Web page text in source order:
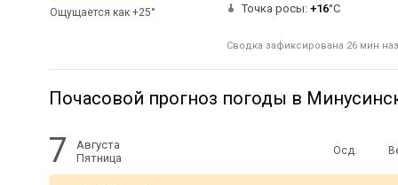
Ощущается как +25°
Точка росы: +16°C
Сводка зафиксирована 26 мин
Почасовой прогноз погоды в
7
Августа
Пятница
Осд.